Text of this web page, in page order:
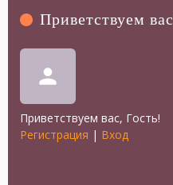
Приветствуем вас
person
Приветствуем вас, Гость!
Регистрация | Вход